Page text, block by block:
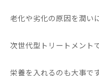
老化や劣化の原因を潤い
次世代型トリートメント
栄養を入れるのも大事で